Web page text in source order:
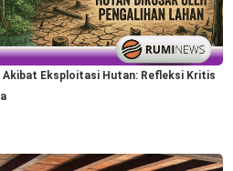
Akibat Eksploitasi Hutan: Refleksi Kritis